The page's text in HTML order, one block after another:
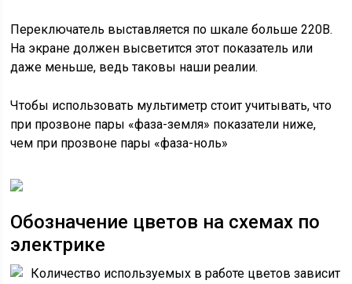
Переключатель выставляется по шкале больше 220В.
На экране должен высветится этот показатель или
даже меньше, ведь таковы наши реалии.
Чтобы использовать мультиметр стоит учитывать, что
при прозвоне пары «фаза-земля» показатели ниже,
чем при прозвоне пары «фаза-ноль»
Обозначение цветов на схемах по
электрике
Количество используемых в работе цветов зависит